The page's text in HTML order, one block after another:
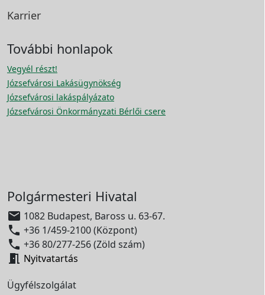
Karrier
További honlapok
Vegyél részt!
Józsefvárosi Lakásügynökség
Józsefvárosi lakáspályázato
Józsefvárosi Önkormányzati Bérlői csere
Polgármesteri Hivatal
 1082 Budapest, Baross u. 63-67.
 +36 1/459-2100 (Központ)
 +36 80/277-256 (Zöld szám)
 Nyitvatartás
Ügyfélszolgálat